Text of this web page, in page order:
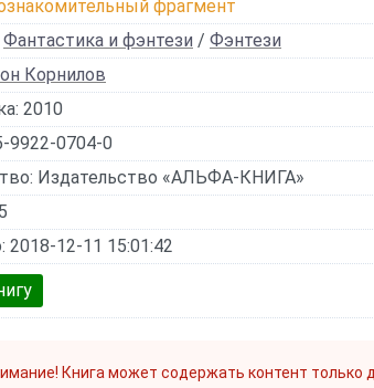
фрагмент
Фантастика и фэнтези / Фэнтези
Корнилов
2010
9922-0704-0
Издательство «АЛЬФА-КНИГА»
2018-12-11 15:01:42
Книга может содержать контент только